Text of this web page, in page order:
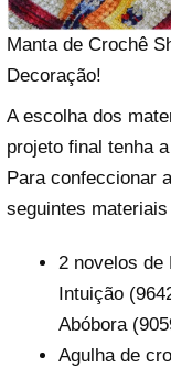
Manta de Crochê
Decoração!
A escolha dos
projeto final tenha
Para confeccionar
seguintes
2 novelos de
Intuição
Abóbora
Agulha de